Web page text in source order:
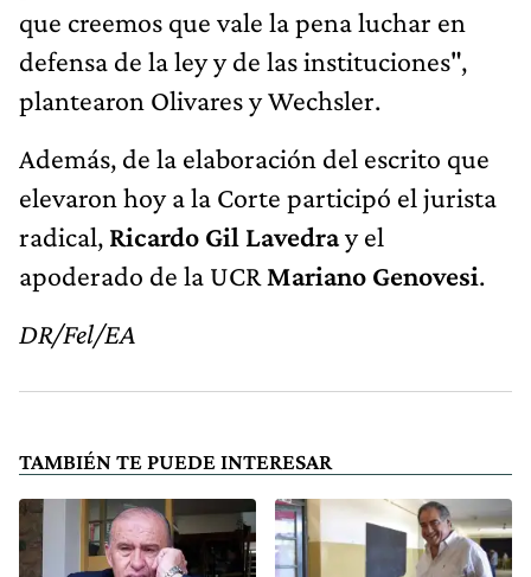
que creemos que vale la pena luchar en
defensa de la ley y de las instituciones",
plantearon Olivares y Wechsler.
Además, de la elaboración del escrito que
elevaron hoy a la Corte participó el jurista
radical, Ricardo Gil Lavedray el
apoderado de la UCR Mariano Genovesi.
DR/Fel/EA
TAMBIÉN TE PUEDE INTERESAR